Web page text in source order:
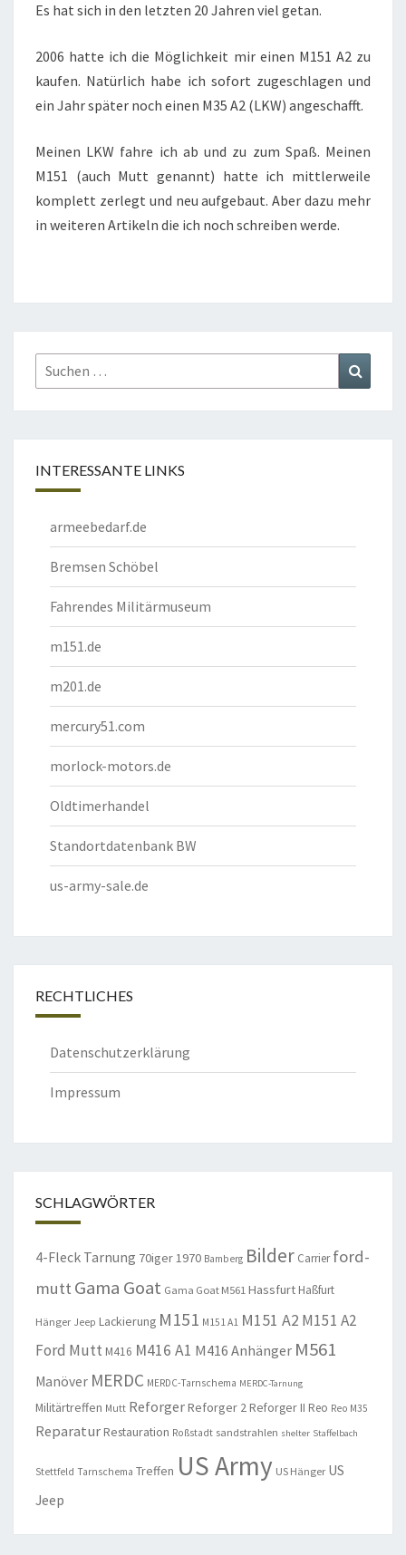
Es hat sich in den letzten 20 Jahren viel getan.
2006 hatte ich die Möglichkeit mir einen M151 A2 zu
kaufen. Natürlich habe ich sofort zugeschlagen und
ein Jahr später noch einen M35 A2 (LKW) angeschafft.
Meinen LKW fahre ich ab und zu zum Spaß. Meinen
M151 (auch Mutt genannt) hatte ich mittlerweile
komplett zerlegt und neu aufgebaut. Aber dazu mehr
in weiteren Artikeln die ich noch schreiben werde.
Suchen
nach:
INTERESSANTE LINKS
armeebedarf.de
Bremsen Schöbel
Fahrendes Militärmuseum
m151.de
m201.de
mercury51.com
morlock-motors.de
Oldtimerhandel
Standortdatenbank BW
us-army-sale.de
RECHTLICHES
Datenschutzerklärung
Impressum
SCHLAGWÖRTER
4-Fleck Tarnung 70iger1970 Bamberg Bilder Carrier ford-
mutt Gama Goat Gama Goat M561 Hassfurt Haßfurt
Hänger Jeep Lackierung M151 M151 A1 M151 A2 M151 A2
Ford Mutt M416 M416 A1 M416 Anhänger M561
Manöver MERDC MERDC-Tarnschema MERDC-Tarnung
Militärtreffen Mutt ReforgerReforger 2Reforger II Reo Reo M35
ReparaturRestauration Roßstadt sandstrahlen shelter Staffelbach
Stettfeld Tarnschema Treffen US Army US Hänger US
Jeep